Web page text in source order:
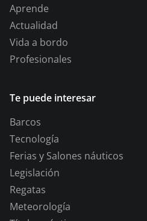
Aprende
Actualidad
Vida a bordo
Profesionales
Te puede interesar
Barcos
Tecnología
Ferias y Salones náuticos
Legislación
Regatas
Meteorología